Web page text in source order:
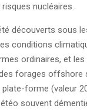
nucléaires.
découverts sous
conditions
ordinaires, et
forages offshore
forme (valeur
souvent